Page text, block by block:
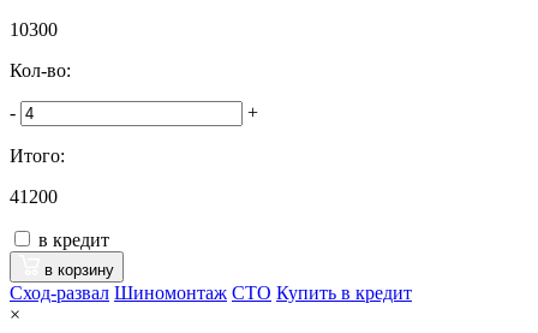
10300
Кол-во:
- +
Итого:
41200
в кредит
в корзину
Сход-развал Шиномонтаж CTO Купить в кредит
×